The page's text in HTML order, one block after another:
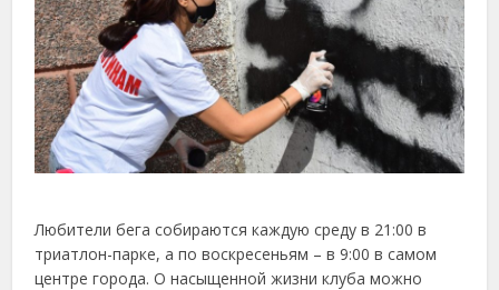
Любители бега собираются каждую среду в 21:00 в
триатлон-парке, а по воскресеньям – в 9:00 в самом
центре города. О насыщенной жизни клуба можно